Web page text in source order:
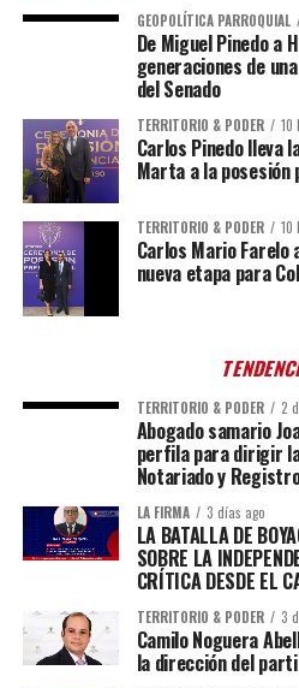
GEOPOLÍTICA PARROQUIAL
De Miguel Pinedo a
generaciones de
del Senado
TERRITORIO & PODER 10
Carlos Pinedo lleva
Marta a la posesión
TERRITORIO & PODER 10
Carlos Mario Farelo
nueva etapa para
TERRITORIO & PODER 2
Abogado samario
perfila para dirigir
Notariado y
LA FIRMA 3 días ago
LA BATALLA DE
SOBRE LA
CRÍTICA DESDE EL
TERRITORIO & PODER 3
Camilo Noguera
la dirección del